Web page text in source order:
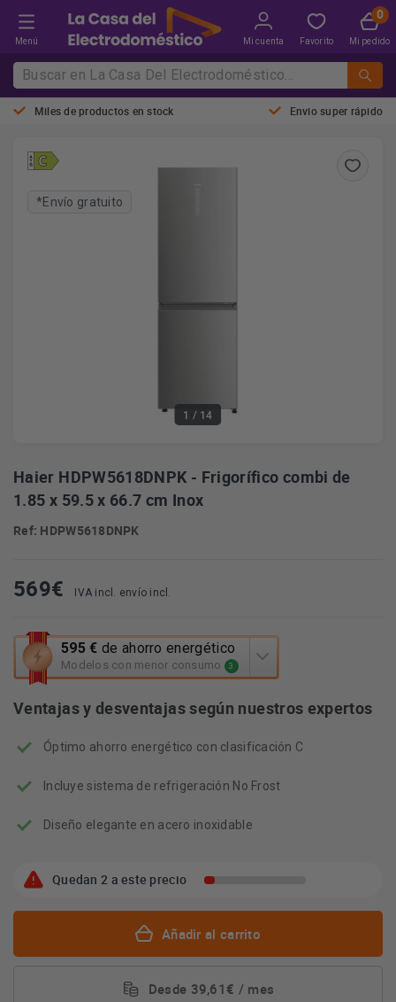
Menú Mi cuenta Favorito Mi pedido
Miles de productos en stock Envio super rápido
1 / 14
*Envío gratuito
Haier HDPW5618DNPK - Frigorífico combi de
1.85 x 59.5 x 66.7 cm Inox
Ref: HDPW5618DNPK
569€ IVA incl. envío incl.
595 € de ahorro energético
Modelos con menor consumo 3
Esta
acción
abrirá
herramienta
ahorro
Youreko.
Ventajas y desventajas según nuestros expertos
Óptimo ahorro energético con clasificación C
Incluye sistema de refrigeración No Frost
Diseño elegante en acero inoxidable
Quedan 2 a este precio
Añadir al carrito
Desde 39,61€ / mes